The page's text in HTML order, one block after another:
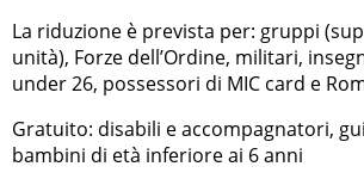
La riduzione è prevista per: gruppi
unità), Forze dell’Ordine, militari,
under 26, possessori di MIC card e
Gratuito: disabili e accompagnatori,
bambini di età inferiore ai 6 anni